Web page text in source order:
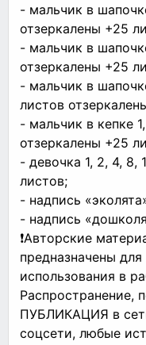
- мальчик в
отзеркалены +25
- мальчик в
отзеркалены +25
- мальчик в
листов
- мальчик в кепке
отзеркалены +25
- девочка 1, 2, 4, 8,
листов;
- надпись
- надпись
❗Авторские
предназначены
использования в
Распространение,
ПУБЛИКАЦИЯ в
соцсети, любые